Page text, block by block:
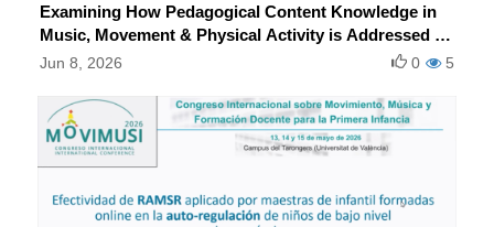
Examining How Pedagogical Content Knowledge in
Music, Movement & Physical Activity is Addressed in
Early Childhood Teacher Preparation in the United
Jun 8, 2026 5
0